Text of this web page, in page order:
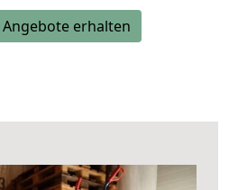
erhalten